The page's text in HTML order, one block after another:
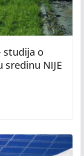
studija o
NIJE